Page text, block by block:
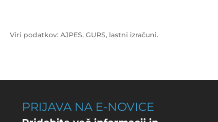
Viri podatkov: AJPES, GURS, lastni izračuni.
PRIJAVA NA E-NOVICE